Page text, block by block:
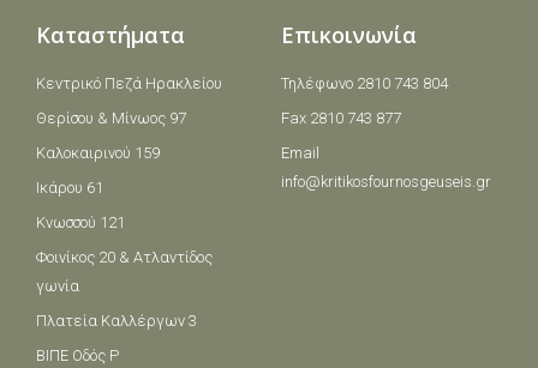
Καταστήματα
Κεντρικό Πεζά Ηρακλείου
Θερίσου & Μίνωος 97
Καλοκαιρινού 159
Ικάρου 61
Κνωσσού 121
Φοινίκος 20 & Ατλαντίδος
γωνία
Πλατεία Καλλέργων 3
ΒΙΠΕ Οδός Ρ
Επικοινωνία
Τηλέφωνο 2810 743 804
Fax 2810 743 877
Email
info@kritikosfournosgeuseis.gr